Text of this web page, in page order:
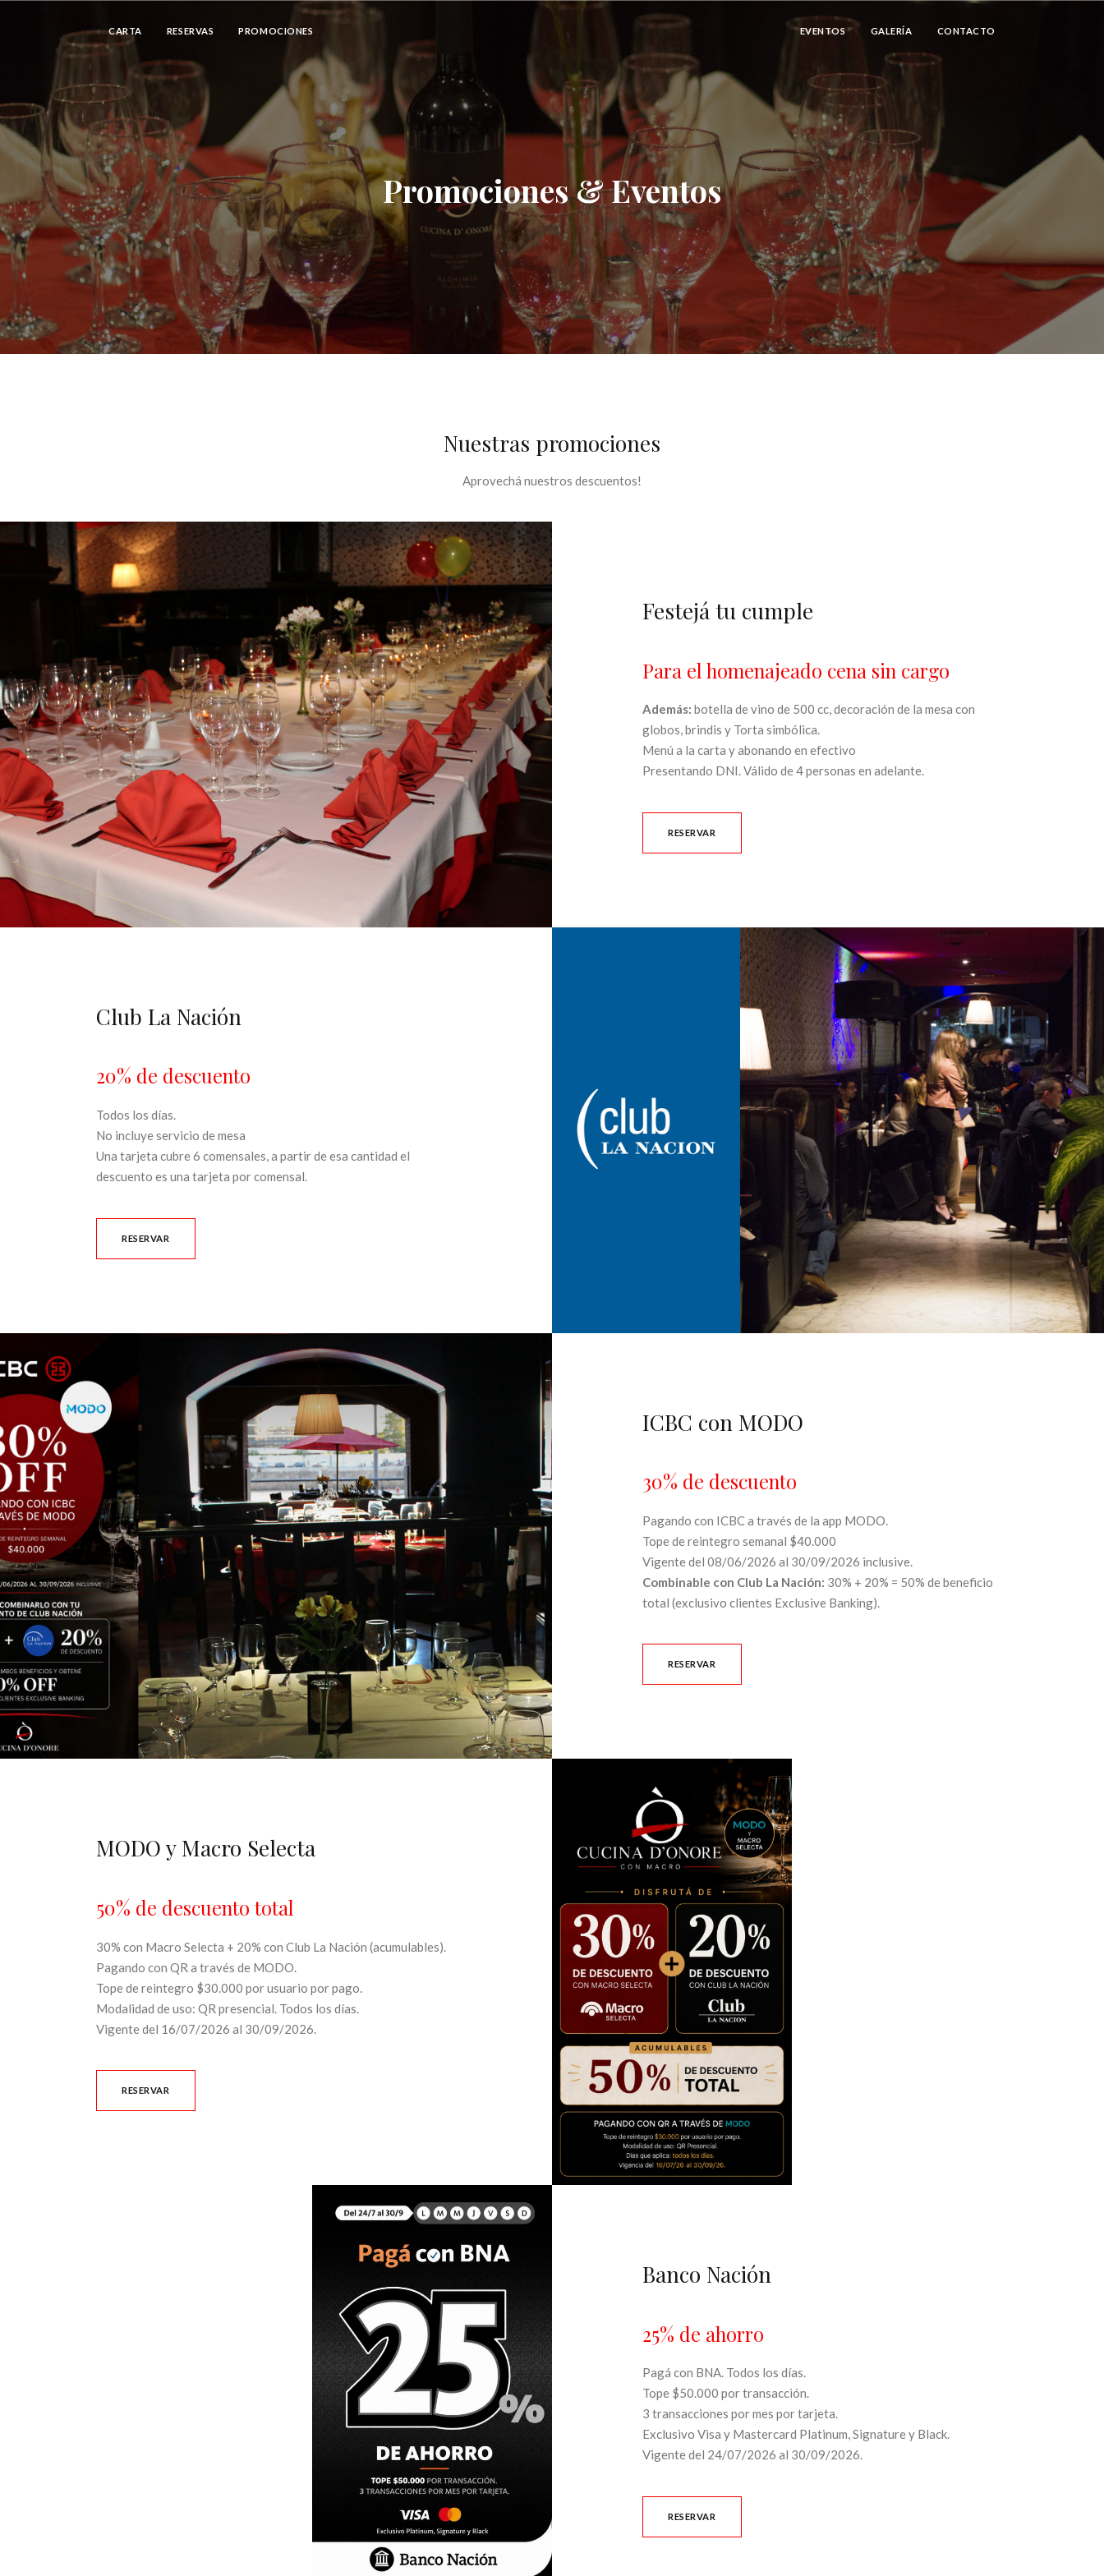
CARTA RESERVAS PROMOCIONES EVENTOS GALERÍA CONTACTO
Promociones & Eventos
Nuestras promociones
Aprovechá nuestros descuentos!
Festejá tu cumple
Para el homenajeado cena sin cargo
Además: botella de vino de 500 cc, decoración de la mesa con
globos, brindis y Torta simbólica.
Menú a la carta y abonando en efectivo
Presentando DNI. Válido de 4 personas en adelante.
RESERVAR
Club La Nación
20% de descuento
Todos los días.
No incluye servicio de mesa
Una tarjeta cubre 6 comensales, a partir de esa cantidad el
descuento es una tarjeta por comensal.
RESERVAR
ICBC con MODO
30% de descuento
Pagando con ICBC a través de la app MODO.
Tope de reintegro semanal $40.000
Vigente del 08/06/2026 al 30/09/2026 inclusive.
Combinable con Club La Nación: 30% + 20% = 50% de beneficio
total (exclusivo clientes Exclusive Banking).
RESERVAR
MODO y Macro Selecta
50% de descuento total
30% con Macro Selecta + 20% con Club La Nación (acumulables).
Pagando con QR a través de MODO.
Tope de reintegro $30.000 por usuario por pago.
Modalidad de uso: QR presencial. Todos los días.
Vigente del 16/07/2026 al 30/09/2026.
RESERVAR
Banco Nación
25% de ahorro
Pagá con BNA. Todos los días.
Tope $50.000 por transacción.
3 transacciones por mes por tarjeta.
Exclusivo Visa y Mastercard Platinum, Signature y Black.
Vigente del 24/07/2026 al 30/09/2026.
RESERVAR